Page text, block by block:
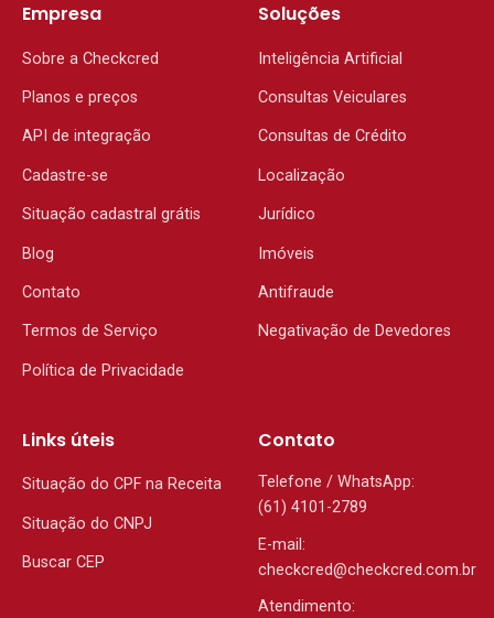
Soluções
Inteligência Artificial
Consultas Veiculares
Consultas de Crédito
Localização
Jurídico
Imóveis
Antifraude
Negativação de Devedores
Empresa
Sobre a Checkcred
Planos e preços
API de integração
Cadastre-se
Situação cadastral grátis
Blog
Contato
Termos de Serviço
Política de Privacidade
Links úteis
Situação do CPF na Receita
Situação do CNPJ
Buscar CEP
Contato
Telefone / WhatsApp:
(61) 4101-2789
E-mail:
checkcred@checkcred.com.br
Atendimento: